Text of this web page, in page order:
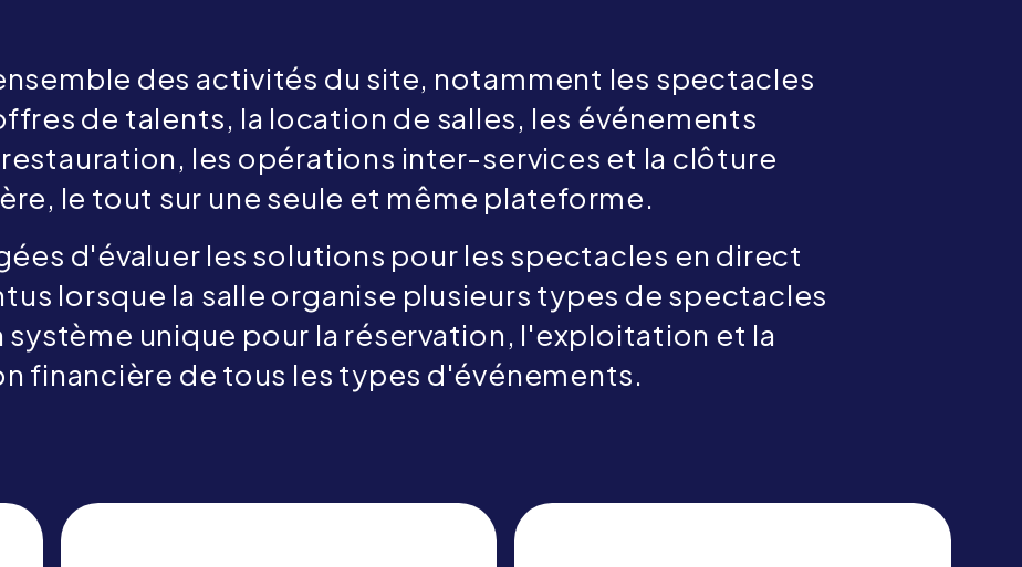
des activités du site, notamment les spectacles
de talents, la location de salles, les événements
les opérations inter-services et la clôture
le tout sur une seule et même plateforme.
d'évaluer les solutions pour les spectacles en direct
lorsque la salle organise plusieurs types de spectacles
système unique pour la réservation, l'exploitation et la
financière de tous les types d'événements.